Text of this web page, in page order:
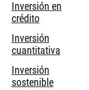
Inversión en
crédito
Inversión
cuantitativa
Inversión
sostenible